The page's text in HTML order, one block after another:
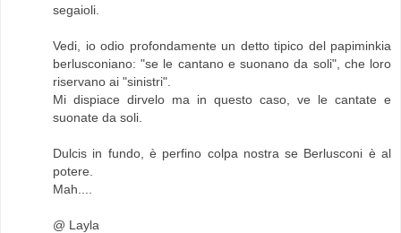
segaioli.
Vedi, io odio profondamente un detto tipico del papiminkia
berlusconiano: "se le cantano e suonano da soli", che loro
riservano ai "sinistri".
Mi dispiace dirvelo ma in questo caso, ve le cantate e
suonate da soli.
Dulcis in fundo, è perfino colpa nostra se Berlusconi è al
potere.
Mah....
@ Layla